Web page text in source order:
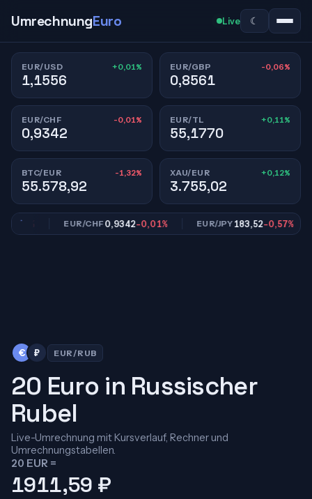
UmrechnungEuro Live ☾
EUR/USD +0,01%
1,1556
EUR/GBP -0,06%
0,8561
EUR/CHF -0,01%
0,9342
EUR/TL +0,11%
55,1770
BTC/EUR -1,32%
55.578,92
XAU/EUR +0,12%
3.755,02
EUR/CHF0,9342-0,01% EUR/JPY183,52-0,57%
€ ₽ EUR/RUB
20 Euro in Russischer
Rubel
Live-Umrechnung mit Kursverlauf, Rechner und
Umrechnungstabellen.
20 EUR =
1911,59 ₽